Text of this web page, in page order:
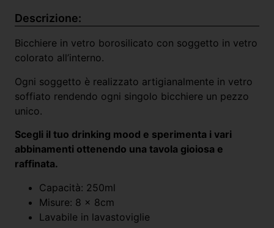
Descrizione:
Bicchiere in vetro borosilicato con soggetto in vetro
colorato all’interno.
Ogni soggetto è realizzato artigianalmente in vetro
soffiato rendendo ogni singolo bicchiere un pezzo
unico.
Scegli il tuo drinking mood e sperimenta i vari
abbinamenti ottenendo una tavola gioiosa e
raffinata.
Capacità: 250ml
Misure: 8 x 8cm
Lavabile in lavastoviglie